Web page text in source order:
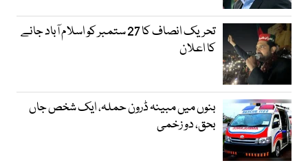
تحریک انصاف کا 27 ستمبر کو اسلام آباد جانے
کا اعلان
بنوں میں مبینہ ڈرون حملہ، ایک شخص جاں
بحق، دو زخمی